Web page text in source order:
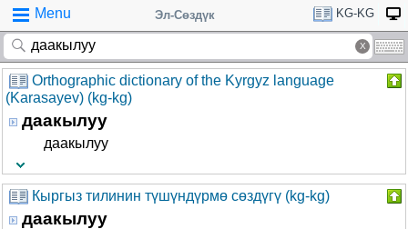
Menu Эл-Сөздүк KG-KG
Orthographic dictionary of the Kyrgyz language
(Karasayev) (kg-kg)
даакылуу
даакылуу
Кыргыз тилинин түшүндүрмө сөздүгү (kg-kg)
даакылуу